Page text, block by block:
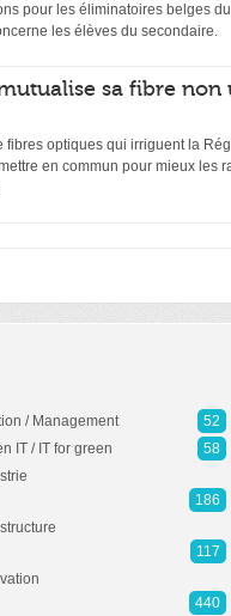
pour les éliminatoires belges
les élèves du secondaire.
sa fibre non
optiques qui irriguent la
en commun pour mieux les
/ Management
52
IT / IT for green
58
186
117
440